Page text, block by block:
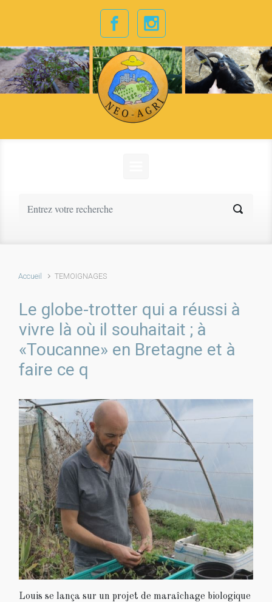
Skip to main content
Accueil TEMOIGNAGES
Le globe-trotter qui a réussi à
vivre là où il souhaitait ; à
«Toucanne» en Bretagne et à
faire ce q
Louis se lança sur un projet de maraîchage biologique